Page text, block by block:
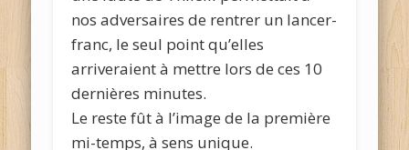
nos adversaires de rentrer un lancer-
franc, le seul point qu’elles
arriveraient à mettre lors de ces 10
dernières minutes.
Le reste fût à l’image de la première
mi-temps, à sens unique.